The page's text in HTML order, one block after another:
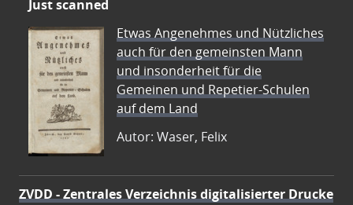
Just scanned
Etwas Angenehmes und Nützliches
auch für den gemeinsten Mann
und insonderheit für die
Gemeinen und Repetier-Schulen
auf dem Land
Autor: Waser, Felix
ZVDD - Zentrales Verzeichnis digitalisierter Drucke